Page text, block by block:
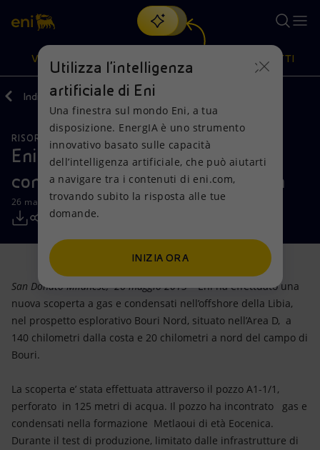
Cerca
scopri EnergIA, la nostra nuova soluzione di intelligenza
artificiale.
VISIONE
Visione
Mission e valori
Persone e Partnership
Net Zero
Modello satellitare
Energia accessibile
Innovazione
Scenari energetici
Azioni
Diversificazione energetica
Tecnologie per la transizione
Collaborazioni per l'innovazione
Attività nel mondo
PRODOTTI
Prodotti
Casa
Imprese
Mobilità
Indietro Media Comunicati Stampa
RISORSE NATURALI
Eni: nuova scoperta di gas e
condensati nell' offshore della Libia
26 maggio 2015 - 10:30 CEST
San Donato Milanese, 26 maggio 2015– Eni ha effettuato una
nuova scoperta a gas e condensati nell’offshore della Libia,
nel prospetto esplorativo Bouri Nord, situato nell’Area D, a
140 chilometri dalla costa e 20 chilometri a nord del campo di
Bouri.
La scoperta e’ stata effettuata attraverso il pozzo A1-1/1,
perforato in 125 metri di acqua. Il pozzo ha incontrato gas e
condensati nella formazione Metlaoui di età Eocenica.
Durante il test di produzione, limitato dalle infrastrutture di
Utilizza l'intelligenza
artificiale di Eni
Una finestra sul mondo Eni, a tua
disposizione. EnergIA è uno strumento
innovativo basato sulle capacità
dell’intelligenza artificiale, che può aiutarti
a navigare tra i contenuti di eni.com,
trovando subito la risposta alle tue
domande.
INIZIA ORA